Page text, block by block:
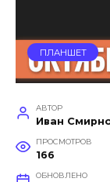
ПЛАНШЕТ
АВТОР
Иван
ПРОСМОТРОВ
166
ОБНОВЛЕНО